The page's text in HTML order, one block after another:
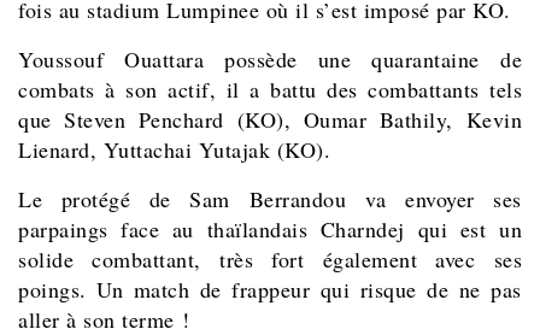
fois au stadium Lumpinee où il s’est imposé par KO.
Youssouf Ouattara possède une quarantaine de
combats à son actif, il a battu des combattants tels
que Steven Penchard (KO), Oumar Bathily, Kevin
Lienard, Yuttachai Yutajak (KO).
Le protégé de Sam Berrandou va envoyer ses
parpaings face au thaïlandais Charndej qui est un
solide combattant, très fort également avec ses
poings. Un match de frappeur qui risque de ne pas
aller à son terme !